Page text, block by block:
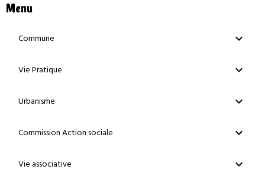
Menu
Commune
Vie Pratique
Urbanisme
Commission Action sociale
Vie associative